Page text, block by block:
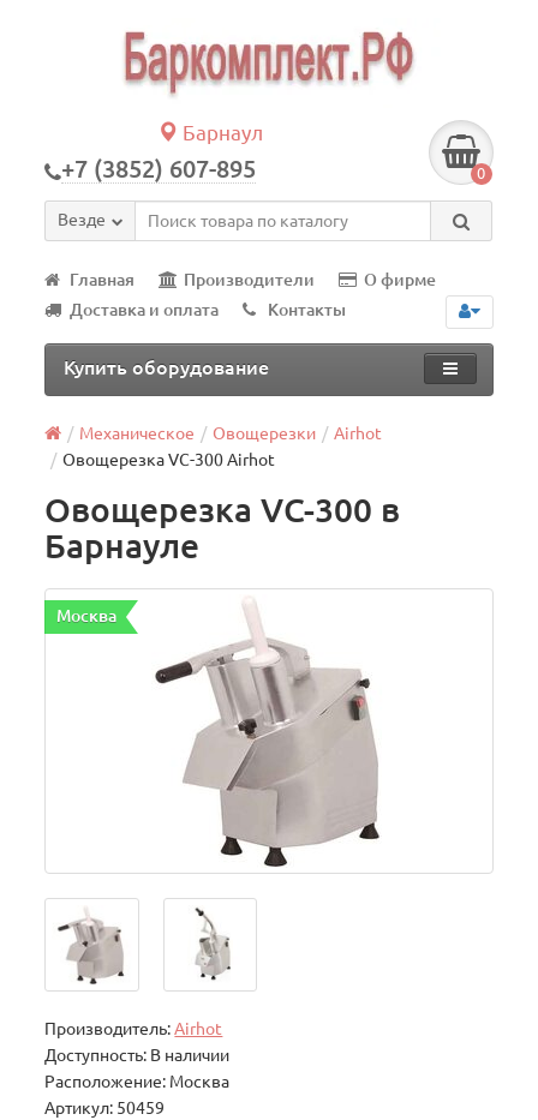
Барнаул
+7 (3852) 607-895 0
Везде
Главная Производители
О фирме
Доставка и оплата
Контакты
Купить оборудование
Механическое Овощерезки
Airhot
Овощерезка VC-300 Airhot
Овощерезка VC-300 в
Барнауле
Москва
Производитель:Airhot
Доступность: В наличии
Расположение: Москва
Артикул: 50459